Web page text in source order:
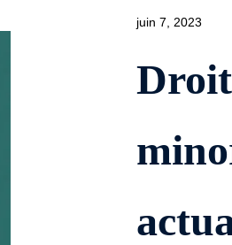
juin 7, 2023